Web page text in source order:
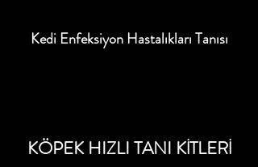
Kedi Enfeksiyon Hastalıkları Tanısı
KÖPEK HIZLI TANI KİTLERİ